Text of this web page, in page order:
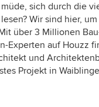
sich durch die
Wir sind hier,
über 3 Millionen
Experten auf Houzz
und
Projekt in